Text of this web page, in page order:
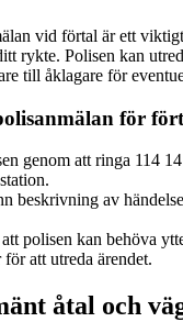
vid förtal är ett
rykte. Polisen kan
till åklagare för
för
genom att ringa 114
beskrivning av
polisen kan behöva
att utreda ärendet.
åtal och